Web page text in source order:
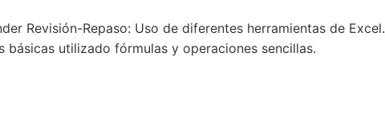
Revisión-Repaso: Uso de diferentes herramientas de Excel.
básicas utilizado fórmulas y operaciones sencillas.